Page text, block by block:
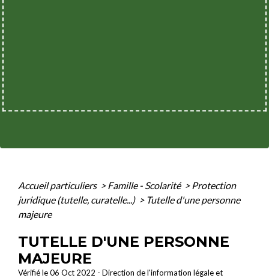
Accueil particuliers > Famille - Scolarité > Protection
juridique (tutelle, curatelle...) > Tutelle d'une personne
majeure
TUTELLE D'UNE PERSONNE
MAJEURE
Vérifié le 06 Oct 2022 - Direction de l'information légale et